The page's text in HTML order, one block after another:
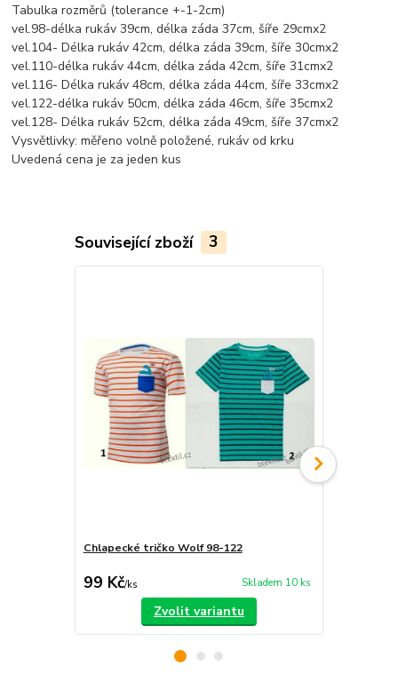
Tabulka rozměrů (tolerance +-1-2cm)
vel.98-délka rukáv 39cm, délka záda 37cm, šíře 29cmx2
vel.104- Délka rukáv 42cm, délka záda 39cm, šíře 30cmx2
vel.110-délka rukáv 44cm, délka záda 42cm, šíře 31cmx2
vel.116- Délka rukáv 48cm, délka záda 44cm, šíře 33cmx2
vel.122-délka rukáv 50cm, délka záda 46cm, šíře 35cmx2
vel.128- Délka rukáv 52cm, délka záda 49cm, šíře 37cmx2
Vysvětlivky: měřeno volně položené, rukáv od krku
Uvedená cena je za jeden kus
Související zboží 3
Chlapecké tričko Wolf 98-122
99 Kč/ks Skladem 10 ks
Zvolit variantu